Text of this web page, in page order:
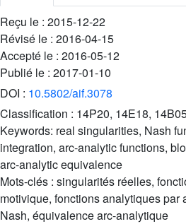
Reçu le : 2015-12-22
Révisé le : 2016-04-15
Accepté le : 2016-05-12
Publié le : 2017-01-10
DOI : 10.5802/aif.3078
Classification : 14P20, 14E18,
Keywords: real singularities, Nash
integration, arc-analytic functions,
arc-analytic equivalence
Mots-clés : singularités réelles,
motivique, fonctions analytiques par
Nash, équivalence arc-analytique